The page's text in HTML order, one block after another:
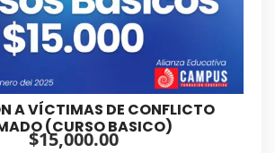
A VÍCTIMAS DE CONFLICTO
(CURSO BASICO)
$15,000.00